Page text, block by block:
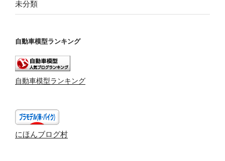
未分類
自動車模型ランキング
自動車模型ランキング
にほんブログ村